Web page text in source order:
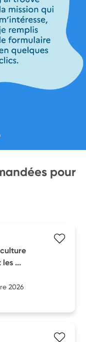
pour
...
2026